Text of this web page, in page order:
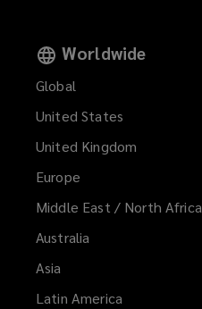
Worldwide
Global
United States
United Kingdom
Europe
Middle East / North Africa
Australia
Asia
Latin America